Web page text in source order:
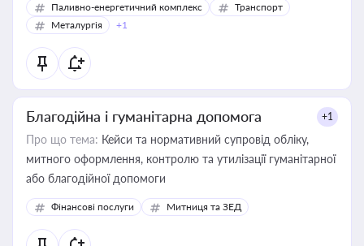
Паливно-енергетичний комплекс
Транспорт
Металургія
+1
Благодійна і гуманітарна допомога +1
Про що тема: Кейси та нормативний супровід обліку,
митного оформлення, контролю та утилізації гуманітарної
або благодійної допомоги
Фінансові послуги Митниця та ЗЕД